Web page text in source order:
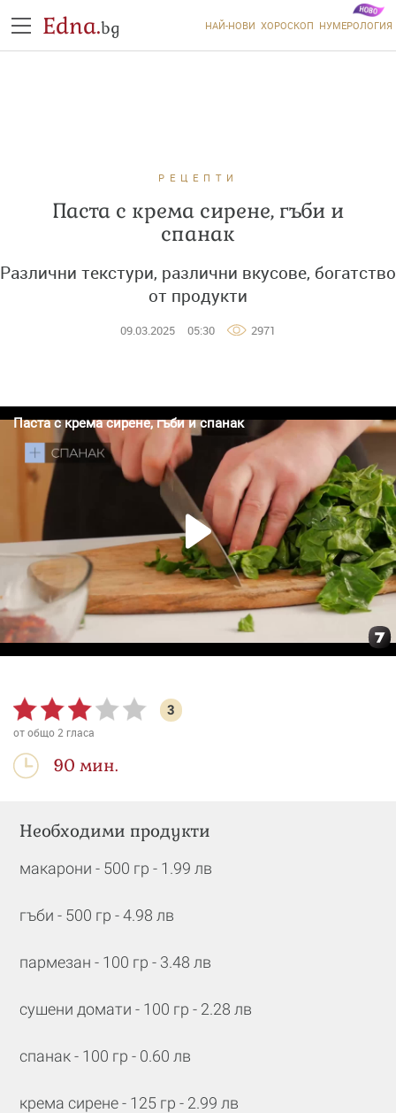
Edna.bg НАЙ-НОВИ ХОРОСКОП НУМЕРОЛОГИЯ
РЕЦЕПТИ
Паста с крема сирене, гъби и
спанак
Различни текстури, различни вкусове, богатство
от продукти
09.03.2025 05:30 2971
3
от общо 2 гласа
90 мин.
Необходими продукти
макарони - 500 гр - 1.99 лв
гъби - 500 гр - 4.98 лв
пармезан - 100 гр - 3.48 лв
сушени домати - 100 гр - 2.28 лв
спанак - 100 гр - 0.60 лв
крема сирене - 125 гр - 2.99 лв